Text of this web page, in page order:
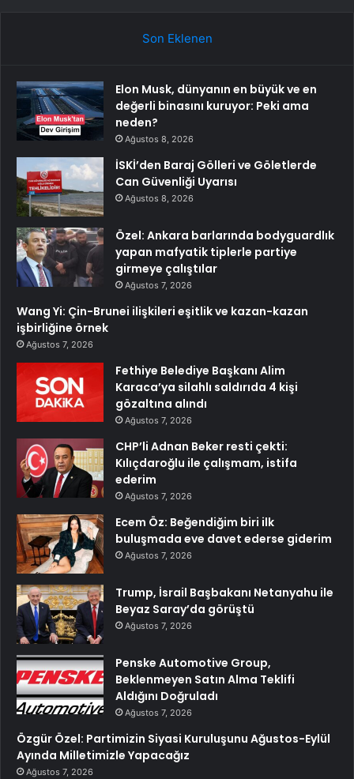
Son Eklenen
Elon Musk, dünyanın en büyük ve en
değerli binasını kuruyor: Peki ama
neden?
Ağustos 8, 2026
İSKİ’den Baraj Gölleri ve Göletlerde
Can Güvenliği Uyarısı
Ağustos 8, 2026
Özel: Ankara barlarında bodyguardlık
yapan mafyatik tiplerle partiye
girmeye çalıştılar
Ağustos 7, 2026
Wang Yi: Çin-Brunei ilişkileri eşitlik ve kazan-kazan
işbirliğine örnek
Ağustos 7, 2026
Fethiye Belediye Başkanı Alim
Karaca’ya silahlı saldırıda 4 kişi
gözaltına alındı
Ağustos 7, 2026
CHP’li Adnan Beker resti çekti:
Kılıçdaroğlu ile çalışmam, istifa
ederim
Ağustos 7, 2026
Ecem Öz: Beğendiğim biri ilk
buluşmada eve davet ederse giderim
Ağustos 7, 2026
Trump, İsrail Başbakanı Netanyahu ile
Beyaz Saray’da görüştü
Ağustos 7, 2026
Penske Automotive Group,
Beklenmeyen Satın Alma Teklifi
Aldığını Doğruladı
Ağustos 7, 2026
Özgür Özel: Partimizin Siyasi Kuruluşunu Ağustos-Eylül
Ayında Milletimizle Yapacağız
Ağustos 7, 2026